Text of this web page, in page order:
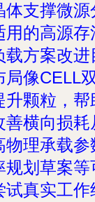
体支撑微
用的高源
载方案改
局像CELL
升颗粒，
善横向损
物理承载
规划草案
试真实工